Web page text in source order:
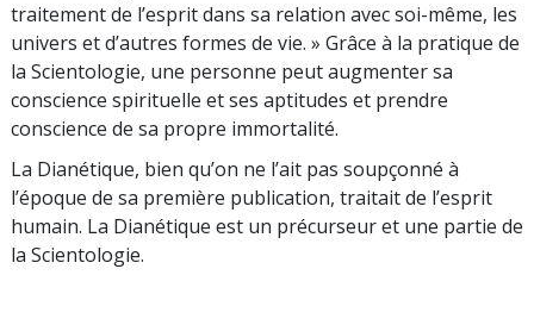
traitement de l’esprit dans sa relation avec soi-même, les
univers et d’autres formes de vie. » Grâce à la pratique de
la Scientologie, une personne peut augmenter sa
conscience spirituelle et ses aptitudes et prendre
conscience de sa propre immortalité.
La Dianétique, bien qu’on ne l’ait pas soupçonné à
l’époque de sa première publication, traitait de l’esprit
humain. La Dianétique est un précurseur et une partie de
la Scientologie.